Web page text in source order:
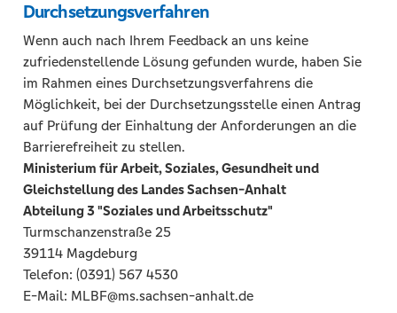
Durchsetzungsverfahren
Wenn auch nach Ihrem Feedback an uns keine
zufriedenstellende Lösung gefunden wurde, haben Sie
im Rahmen eines Durchsetzungsverfahrens die
Möglichkeit, bei der Durchsetzungsstelle einen Antrag
auf Prüfung der Einhaltung der Anforderungen an die
Barrierefreiheit zu stellen.
Ministerium für Arbeit, Soziales, Gesundheit und
Gleichstellung des Landes Sachsen-Anhalt
Abteilung 3 "Soziales und Arbeitsschutz"
Turmschanzenstraße 25
39114 Magdeburg
Telefon: (0391) 567 4530
E-Mail: MLBF@ms.sachsen-anhalt.de